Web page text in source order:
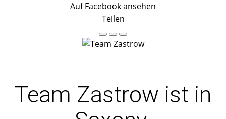
Auf Facebook ansehen
Teilen
Team Zastrow ist in